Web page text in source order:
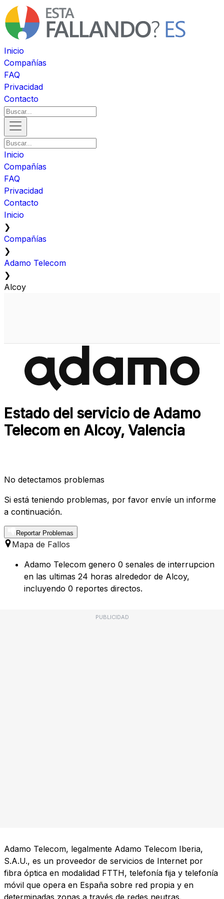
Inicio
Compañías
FAQ
Privacidad
Contacto
Inicio
Compañías
FAQ
Privacidad
Contacto
Inicio
❯
Compañías
❯
Adamo Telecom
❯
Alcoy
Estado del servicio de Adamo
Telecom en Alcoy, Valencia
No detectamos problemas
Si está teniendo problemas, por favor envíe un informe
a continuación.
Reportar Problemas
Mapa de Fallos
Adamo Telecom genero 0 senales de interrupcion
en las ultimas 24 horas alrededor de Alcoy,
incluyendo 0 reportes directos.
PUBLICIDAD
Adamo Telecom, legalmente Adamo Telecom Iberia,
S.A.U., es un proveedor de servicios de Internet por
fibra óptica en modalidad FTTH, telefonía fija y telefonía
móvil que opera en España sobre red propia y en